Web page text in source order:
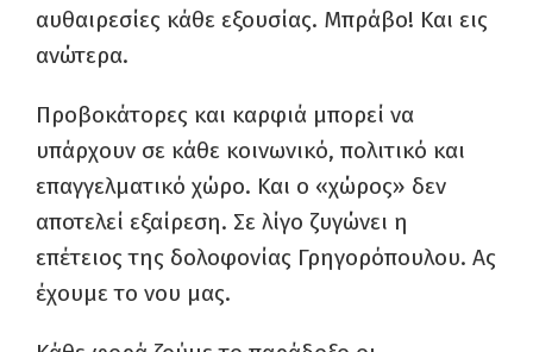
αυθαιρεσίες κάθε εξουσίας. Μπράβο! Και εις
ανώτερα.
Προβοκάτορες και καρφιά μπορεί να
υπάρχουν σε κάθε κοινωνικό, πολιτικό και
επαγγελματικό χώρο. Και ο «χώρος» δεν
αποτελεί εξαίρεση. Σε λίγο ζυγώνει η
επέτειος της δολοφονίας Γρηγορόπουλου. Ας
έχουμε το νου μας.